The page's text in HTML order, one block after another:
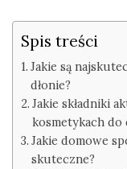
Spis treści
Jakie są
dłonie?
Jakie składniki
kosmetykach do
Jakie domowe
skuteczne?